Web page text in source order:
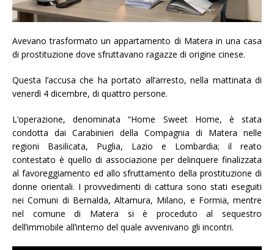
Avevano trasformato un appartamento di Matera in una casa
di prostituzione dove sfruttavano ragazze di origine cinese.
Questa l’accusa che ha portato all’arresto, nella mattinata di
venerdì 4 dicembre, di quattro persone.
L’operazione, denominata “Home Sweet Home, è stata
condotta dai Carabinieri della Compagnia di Matera nelle
regioni Basilicata, Puglia, Lazio e Lombardia; il reato
contestato è quello di associazione per delinquere finalizzata
al favoreggiamento ed allo sfruttamento della prostituzione di
donne orientali. I provvedimenti di cattura sono stati eseguiti
nei Comuni di Bernalda, Altamura, Milano, e Formia, mentre
nel comune di Matera si è proceduto al sequestro
dell’immobile all’interno del quale avvenivano gli incontri.